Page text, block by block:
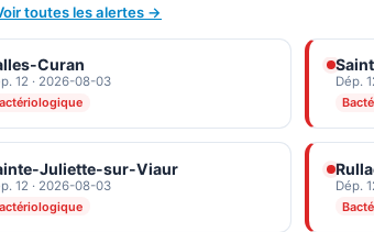
toutes les alertes →
Curan
12 · 2026-08-03
Dép.
Juliette-sur-Viaur
12 · 2026-08-03
Dép.